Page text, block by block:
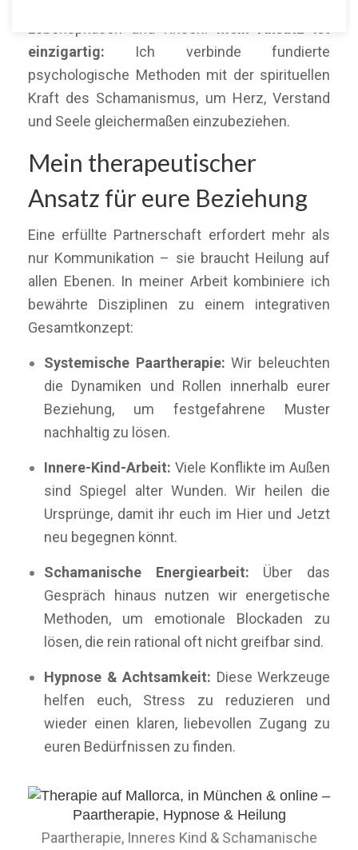
einzigartig: Ich verbinde fundierte
psychologische Methoden mit der spirituellen
Kraft des Schamanismus, um Herz, Verstand
und Seele gleichermaßen einzubeziehen.
Mein therapeutischer
Ansatz für eure Beziehung
Eine erfüllte Partnerschaft erfordert mehr als
nur Kommunikation – sie braucht Heilung auf
allen Ebenen. In meiner Arbeit kombiniere ich
bewährte Disziplinen zu einem integrativen
Gesamtkonzept:
Systemische Paartherapie: Wir beleuchten
die Dynamiken und Rollen innerhalb eurer
Beziehung, um festgefahrene Muster
nachhaltig zu lösen.
Innere-Kind-Arbeit: Viele Konflikte im Außen
sind Spiegel alter Wunden. Wir heilen die
Ursprünge, damit ihr euch im Hier und Jetzt
neu begegnen könnt.
Schamanische Energiearbeit: Über das
Gespräch hinaus nutzen wir energetische
Methoden, um emotionale Blockaden zu
lösen, die rein rational oft nicht greifbar sind.
Hypnose & Achtsamkeit: Diese Werkzeuge
helfen euch, Stress zu reduzieren und
wieder einen klaren, liebevollen Zugang zu
euren Bedürfnissen zu finden.
Paartherapie, Inneres Kind & Schamanische